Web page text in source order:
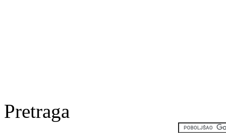
Pretraga